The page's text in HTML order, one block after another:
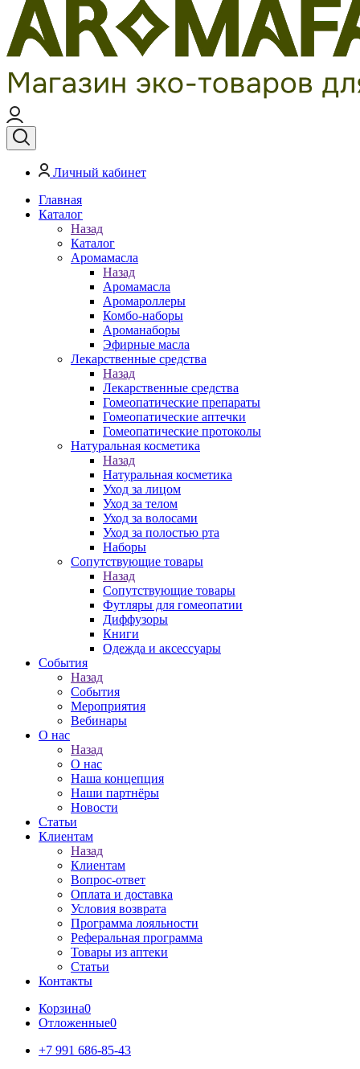
Личный кабинет
Главная
Каталог
Назад
Каталог
Аромамасла
Назад
Аромамасла
Аромароллеры
Комбо-наборы
Ароманаборы
Эфирные масла
Лекарственные средства
Назад
Лекарственные средства
Гомеопатические препараты
Гомеопатические аптечки
Гомеопатические протоколы
Натуральная косметика
Назад
Натуральная косметика
Уход за лицом
Уход за телом
Уход за волосами
Уход за полостью рта
Наборы
Сопутствующие товары
Назад
Сопутствующие товары
Футляры для гомеопатии
Диффузоры
Книги
Одежда и аксессуары
События
Назад
События
Мероприятия
Вебинары
О нас
Назад
О нас
Наша концепция
Наши партнёры
Новости
Статьи
Клиентам
Назад
Клиентам
Вопрос-ответ
Оплата и доставка
Условия возврата
Программа лояльности
Реферальная программа
Товары из аптеки
Статьи
Контакты
Корзина0
Отложенные0
+7 991 686-85-43